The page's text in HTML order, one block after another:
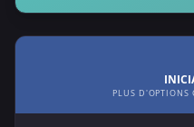
PLUS D'OPTIONS